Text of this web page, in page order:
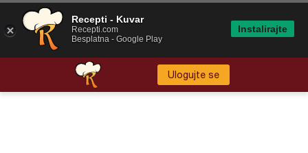
Ulogujte se
Recepti - Kuvar
Recepti.com
Besplatna - Google Play
Instalirajte